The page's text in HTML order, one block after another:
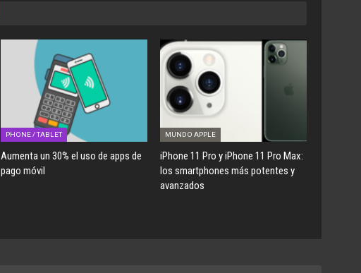
PHONE / TABLET
Aumenta un 30% el uso de apps de
pago móvil
MUNDO APPLE
iPhone 11 Pro y iPhone 11 Pro Max:
los smartphones más potentes y
avanzados